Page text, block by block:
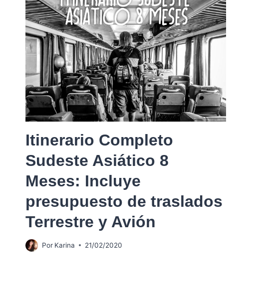
Itinerario Completo
Sudeste Asiático 8
Meses: Incluye
presupuesto de traslados
Terrestre y Avión
Por Karina 21/02/2020